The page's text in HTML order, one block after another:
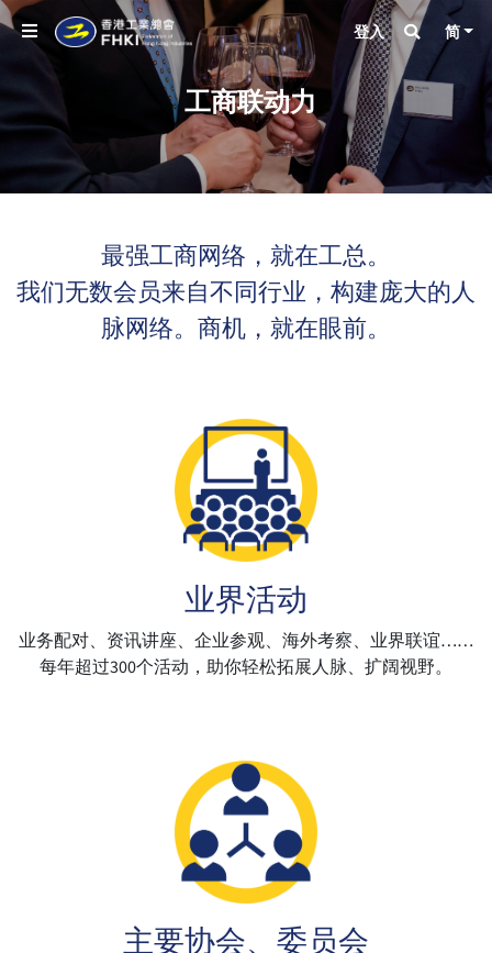
登入 简
工商联动力
最强工商网络，就在工总。
我们无数会员来自不同行业，构建庞大的人
脉网络。商机，就在眼前。
业界活动
业务配对、资讯讲座、企业参观、海外考察、业界联谊……
每年超过300个活动，助你轻松拓展人脉、扩阔视野。
主要协会、委员会